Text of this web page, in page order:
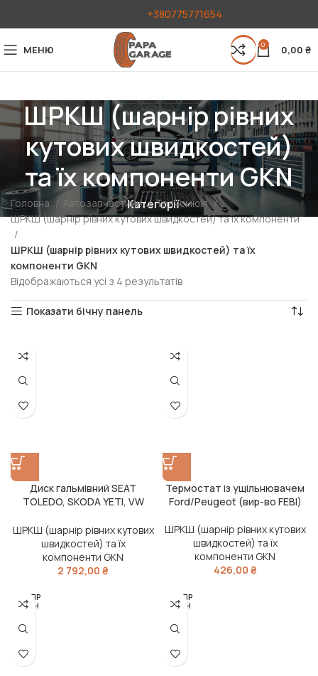
+380775771654
МЕНЮ 0 0,00 ₴
ШРКШ (шарнір рівних
кутових швидкостей)
та їх компоненти GKN
Категорії
Головна Автозапчастини
Трансмісія
ШРКШ (шарнір рівних кутових швидкостей) та їх компоненти
ШРКШ (шарнір рівних кутових швидкостей) та їх
компоненти GKN
Відображаються усі з 4 результатів
Показати бічну панель
Диск гальмівний SEAT
TOLEDO, SKODA YETI, VW
FEBI)
ШРКШ (шарнір рівних кутових
швидкостей) та їх
компоненти GKN
2 792,00 ₴
Термостат із ущільнювачем
Ford/Peugeot (вир-во FEBI)
ШРКШ (шарнір рівних кутових
швидкостей) та їх
компоненти GKN
426,00 ₴
РОЗПР
ОДАН
РОЗПР
ОДАН